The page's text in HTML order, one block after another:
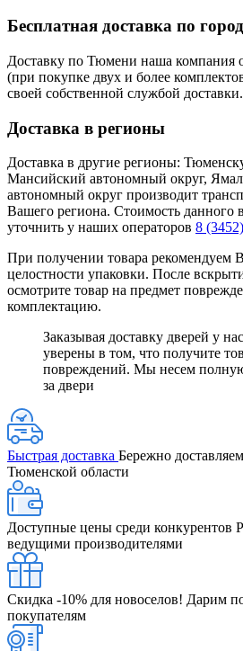
Бесплатная доставка по
Доставку по Тюмени наша компания
(при покупке двух и более
своей собственной службой доставки.
Доставка в регионы
Доставка в другие регионы:
Мансийский автономный округ,
автономный округ производит
Вашего региона. Стоимость данного
уточнить у наших операторов 8
При получении товара рекомендуем
целостности упаковки. После
осмотрите товар на предмет
комплектацию.
Заказывая доставку дверей у
уверены в том, что получите
повреждений. Мы несем полную
за двери
Быстрая доставка Бережно
Тюменской области
Доступные цены среди конкурентов
ведущими производителями
Скидка -10% для новоселов! Дарим
покупателям